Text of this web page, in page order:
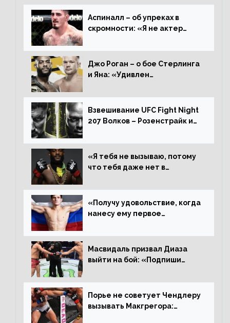
Аспиналл – об упреках в
скромности: «Я не актер
дерьмо»
Джо Роган – о бое Стерлинга
и Яна: «Удивлен
Алджамейн определенно
выиграл»
Взвешивание UFC Fight Night
207 Волков – Розенстрайк и
«Я тебя не вызываю, потому
что тебя даже нет в
пауза», сообщает Стерлинг
ответил Сехудо
«Получу удовольствие, когда
нанесу ему первое
Иге – про бой с Евлоевым
Масвидаль призвал Диаза
выйти на бой: «Подпиши
повторим»
Порье не советует Чендлеру
вызывать Макгрегора: